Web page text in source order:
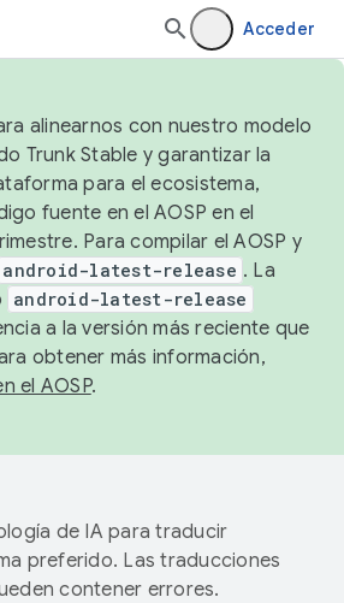
Acceder
alinearnos con nuestro modelo
Trunk Stable y garantizar la
para el ecosistema,
fuente en el AOSP en el
Para compilar el AOSP y
android-latest-release . La
android-latest-release
a la versión más reciente que
obtener más información,
el AOSP.
de IA para traducir
preferido. Las traducciones
contener errores.